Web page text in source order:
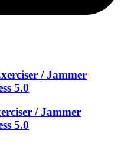
/ Jammer
5.0
/ Jammer
5.0